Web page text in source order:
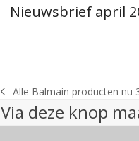
Nieuwsbrief april
previous
post:
Alle Balmain producten nu
Via deze knop